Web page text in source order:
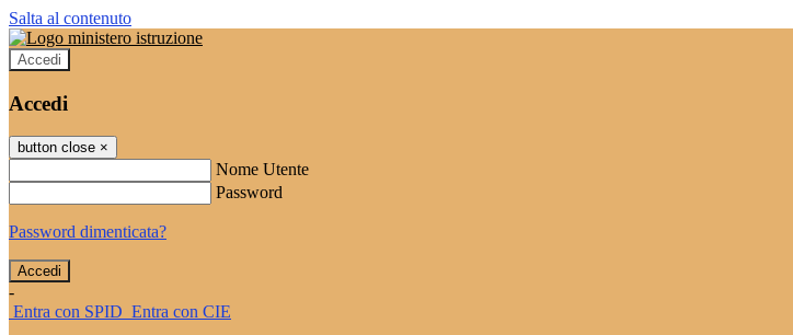
Salta al contenuto
Accedi
Accedi
button close ×
Nome Utente
Password
Password dimenticata?
-
Entra con SPID Entra con CIE